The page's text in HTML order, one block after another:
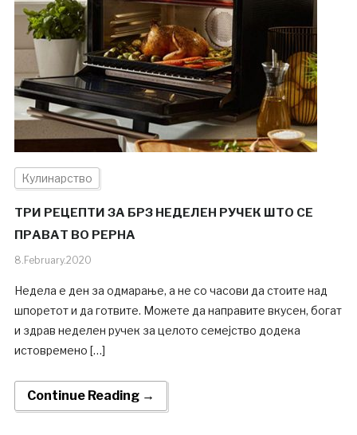
Кулинарство
ТРИ РЕЦЕПТИ ЗА БРЗ НЕДЕЛЕН РУЧЕК ШТО СЕ
ПРАВАТ ВО РЕРНА
8.February.2020
Недела е ден за одмарање, а не со часови да стоите над
шпоретот и да готвите. Можете да направите вкусен, богат
и здрав неделен ручек за целото семејство додека
истовремено […]
Continue Reading →